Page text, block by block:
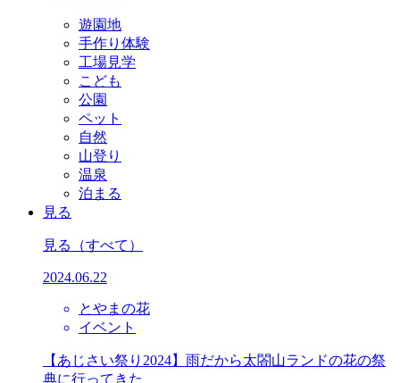
遊園地
手作り体験
工場見学
こども
公園
ペット
自然
山登り
温泉
泊まる
見る
見る （すべて）
2024.06.22
とやまの花
イベント
【あじさい祭り2024】雨だから太閤山ランドの花の祭
典に行ってきた